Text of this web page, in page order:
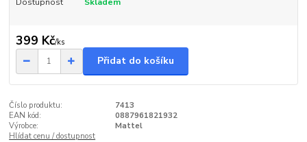
399 Kč/ks
Přidat do košíku
Číslo produktu:
7413
EAN kód:
0887961821932
Výrobce:
Mattel
Hlídat cenu / dostupnost